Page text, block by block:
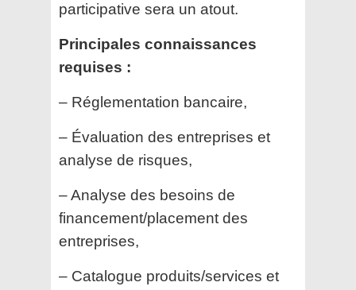
participative sera un atout.
Principales connaissances
requises :
– Réglementation bancaire,
– Évaluation des entreprises et
analyse de risques,
– Analyse des besoins de
financement/placement des
entreprises,
– Catalogue produits/services et